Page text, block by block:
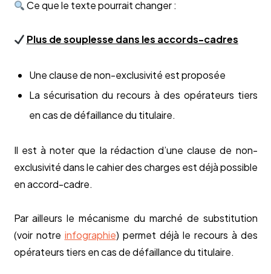
Ce que le texte pourrait changer :
Plus de souplesse dans les accords-cadres
Une clause de non-exclusivité est proposée
La sécurisation du recours à des opérateurs tiers
en cas de défaillance du titulaire.
Il est à noter que la rédaction d’une clause de non-
exclusivité dans le cahier des charges est déjà possible
en accord-cadre.
Par ailleurs le mécanisme du marché de substitution
(voir notre infographie) permet déjà le recours à des
opérateurs tiers en cas de défaillance du titulaire.